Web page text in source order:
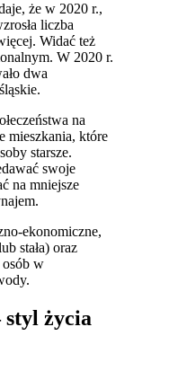
że w 2020 r.,
liczba
Widać też
W 2020 r.
dwa
na
mieszkania, które
starsze.
swoje
na mniejsze
ekonomiczne,
stała) oraz
osób w
styl życia